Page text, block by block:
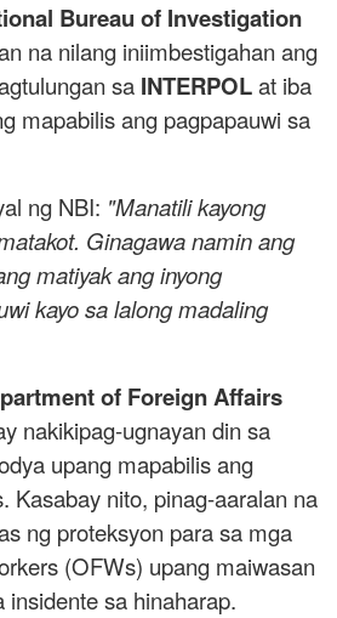
Bureau of Investigation
na nilang iniimbestigahan ang
sa INTERPOLat iba
mapabilis ang pagpapauwi sa
ng NBI: "Manatili kayong
Ginagawa namin ang
matiyak ang inyong
kayo sa lalong madaling
of Foreign Affairs
nakikipag-ugnayan din sa
upang mapabilis ang
Kasabay nito, pinag-aaralan na
ng proteksyon para sa mga
(OFWs) upang maiwasan
sa hinaharap.